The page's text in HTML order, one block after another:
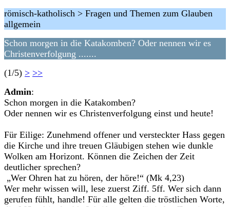
römisch-katholisch > Fragen und Themen zum Glauben
allgemein
Schon morgen in die Katakomben? Oder nennen wir es
Christenverfolgung .......
(1/5) > >>
Admin:
Schon morgen in die Katakomben?
Oder nennen wir es Christenverfolgung einst und heute!
Für Eilige: Zunehmend offener und versteckter Hass gegen
die Kirche und ihre treuen Gläubigen stehen wie dunkle
Wolken am Horizont. Können die Zeichen der Zeit
deutlicher sprechen?
„Wer Ohren hat zu hören, der höre!“ (Mk 4,23)
Wer mehr wissen will, lese zuerst Ziff. 5ff. Wer sich dann
gerufen fühlt, handle! Für alle gelten die tröstlichen Worte,